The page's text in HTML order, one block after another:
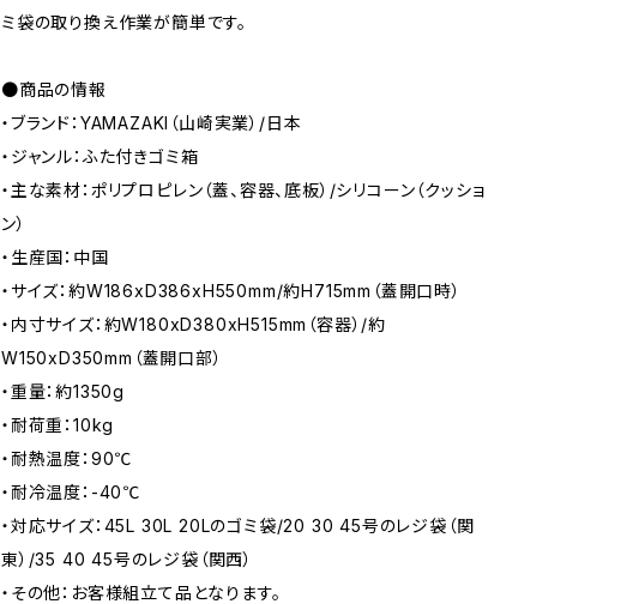
ミ袋の取り換え作業が簡単です。
●商品の情報
・ブランド：YAMAZAKI（山崎実業）/日本
・ジャンル：ふた付きゴミ箱
・主な素材：ポリプロピレン（蓋、容器、底板）/シリコーン（クッショ
ン）
・生産国：中国
・サイズ：約W186xD386xH550mm/約H715mm（蓋開口時）
・内寸サイズ：約W180xD380xH515mm（容器）/約
W150xD350mm（蓋開口部）
・重量：約1350g
・耐荷重：10kg
・耐熱温度：90℃
・耐冷温度：-40℃
・対応サイズ：45L 30L 20Lのゴミ袋/20 30 45号のレジ袋（関
東）/35 40 45号のレジ袋（関西）
・その他：お客様組立て品となります。